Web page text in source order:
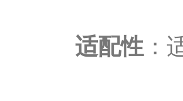
适配性 ：